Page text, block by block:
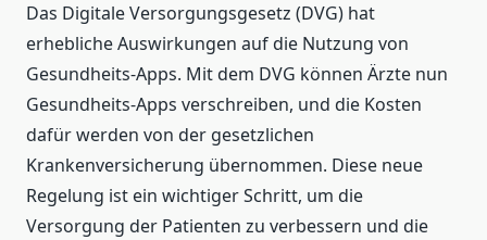
Das Digitale Versorgungsgesetz (DVG) hat
erhebliche Auswirkungen auf die Nutzung von
Gesundheits-Apps. Mit dem DVG können Ärzte nun
Gesundheits-Apps verschreiben, und die Kosten
dafür werden von der gesetzlichen
Krankenversicherung übernommen. Diese neue
Regelung ist ein wichtiger Schritt, um die
Versorgung der Patienten zu verbessern und die